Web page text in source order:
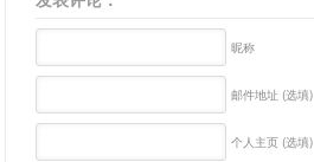
昵称
邮件地址 (选填)
个人主页 (选填)